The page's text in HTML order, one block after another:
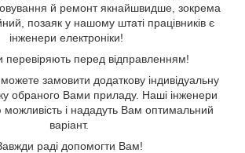
й ремонт якнайшвидше, зокрема
позаяк у нашому штаті працівників є
інженери електроніки!
перевіряють перед відправленням!
замовити додаткову індивідуальну
обраного Вами приладу. Наші інженери
можливість і нададуть Вам оптимальний
варіант.
раді допомогти Вам!